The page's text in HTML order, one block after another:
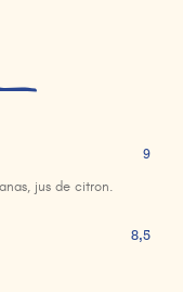
jus de citron.
9
8,5